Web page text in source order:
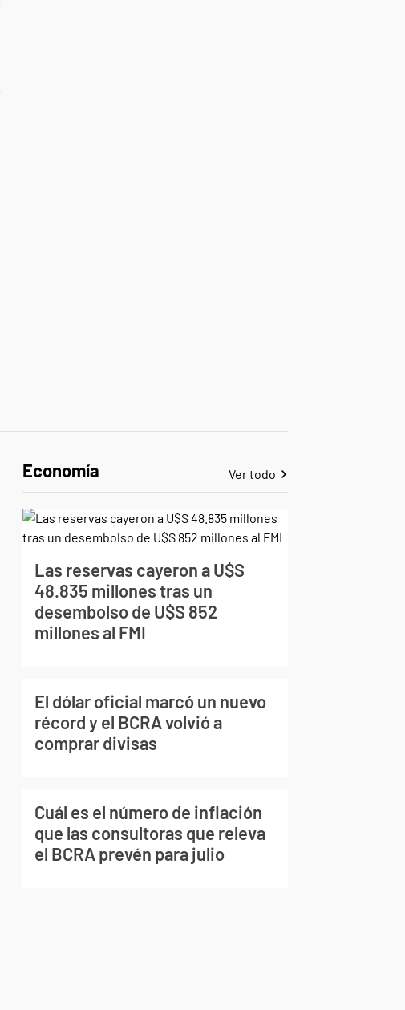
Economía Ver todo
Las reservas cayeron a U$S
48.835 millones tras un
desembolso de U$S 852
millones al FMI
El dólar oficial marcó un nuevo
récord y el BCRA volvió a
comprar divisas
Cuál es el número de inflación
que las consultoras que releva
el BCRA prevén para julio